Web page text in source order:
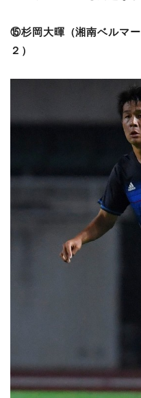
⑮杉岡大暉（湘南ベルマ
２）